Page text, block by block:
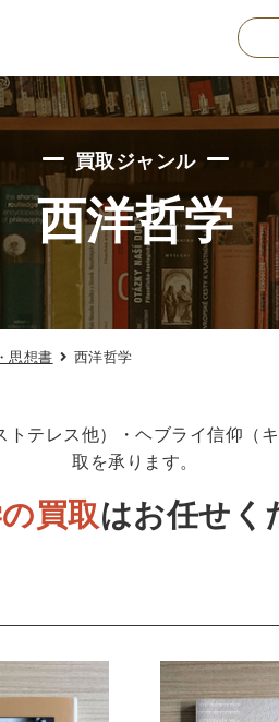
心理学 文化人類学・民俗学
域研究 日本史 考古学書
マネジメント・人材管理・リーダ
築 楽譜・スコア・音楽書
買取ジャンル
西洋哲学
思想書 西洋哲学
テレス他）・ヘブライ信仰（
取を承ります。
買取はお任せく